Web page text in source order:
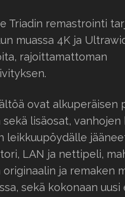
Triadin remastrointi
muassa 4K ja
rajoittamattoman
ovat alkuperäisen
sekä lisäosat, vanhojen
leikkuupöydälle
LAN ja nettipeli,
originaalin ja remaken
sekä kokonaan uusi